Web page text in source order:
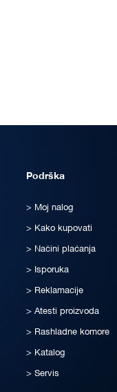
Podrška
Moj nalog
Kako kupovati
Načini plaćanja
Isporuka
Reklamacije
Atesti proizvoda
Rashladne komore
Katalog
Servis